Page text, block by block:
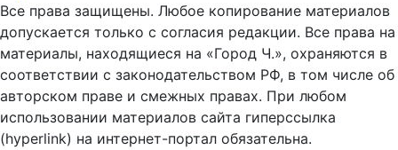
Все права защищены. Любое копирование материалов
допускается только с согласия редакции. Все права на
материалы, находящиеся на «Город Ч.», охраняются в
соответствии с законодательством РФ, в том числе об
авторском праве и смежных правах. При любом
использовании материалов сайта гиперссылка
(hyperlink) на интернет-портал обязательна.